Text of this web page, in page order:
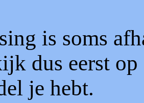
is soms
dus eerst
je hebt.